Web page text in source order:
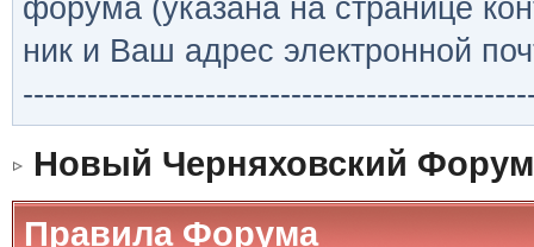
форума (указана на странице
ник и Ваш адрес электронной
Новый Черняховский Форум
Правила Форума